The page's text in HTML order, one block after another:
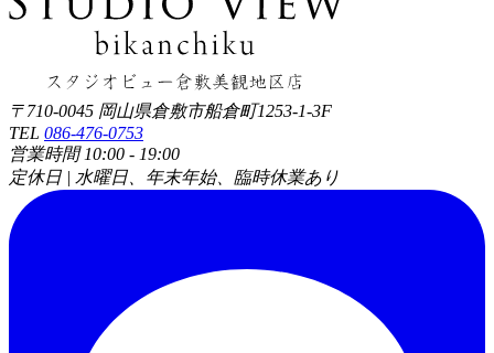
〒710-0045 岡山県倉敷市船倉町1253-1-3F
TEL 086-476-0753
営業時間 10:00 - 19:00
定休日 | 水曜日、年末年始、臨時休業あり